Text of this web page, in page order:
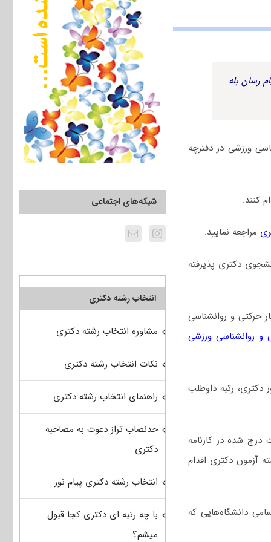
رسان بله
ورزشی در دفترچه
کنند.
مراجعه نمایید.
دکتری پذیرفته
ﺣﺮکتی و روانشناسی
و روانشناسی ورزشی
دکتری، رتبه داوطلب
درج شده در کارنامه
آزمون دکتری اقدام
دانشگاه‌هایی که
شبکه‌های اجتماعی
انتخاب رشته دکتری
مشاوره انتخاب رشته دکتری
نکات انتخاب رشته دکتری
راهنمای انتخاب رشته دکتری
حدنصاب تراز دعوت به مصاحبه
دکتری
انتخاب رشته دکتری پیام نور
با چه رتبه ای دکتری کجا قبول
میشم؟